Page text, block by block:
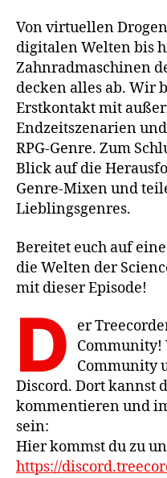
Von virtuellen
digitalen Welten bis
Zahnradmaschinen
decken alles ab. Wir
Erstkontakt mit
Endzeitszenarien
RPG-Genre. Zum
Blick auf die
Genre-Mixen und
Lieblingsgenres.
Bereitet euch auf
die Welten der
mit dieser Episode!
D
er
Community!
Community
Discord. Dort kannst
kommentieren und
sein:
Hier kommst du zu
https://